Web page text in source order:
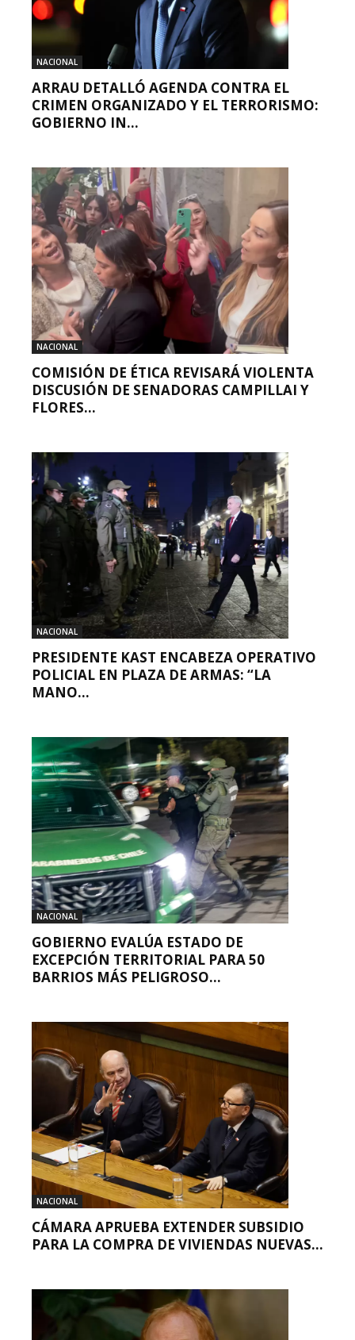
NACIONAL
ARRAU DETALLÓ AGENDA CONTRA EL
CRIMEN ORGANIZADO Y EL TERRORISMO:
GOBIERNO IN...
NACIONAL
COMISIÓN DE ÉTICA REVISARÁ VIOLENTA
DISCUSIÓN DE SENADORAS CAMPILLAI Y
FLORES...
NACIONAL
PRESIDENTE KAST ENCABEZA OPERATIVO
POLICIAL EN PLAZA DE ARMAS: “LA
MANO...
NACIONAL
GOBIERNO EVALÚA ESTADO DE
EXCEPCIÓN TERRITORIAL PARA 50
BARRIOS MÁS PELIGROSO...
NACIONAL
CÁMARA APRUEBA EXTENDER SUBSIDIO
PARA LA COMPRA DE VIVIENDAS NUEVAS...